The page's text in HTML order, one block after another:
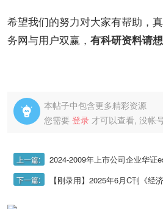
希望我们的努力对大家有帮助，
务网与用户双赢， 有科研资料请

本帖子中包含更多精彩资源
您需要 登录 才可以查看, 没帐
上一篇: 2024-2009年上市公司企业华证
下一篇: 【刚录用】2025年6月C刊《经济问